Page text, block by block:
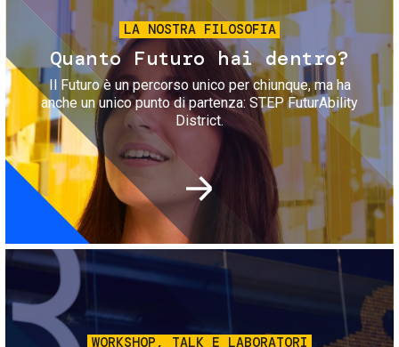
LA NOSTRA FILOSOFIA
Quanto Futuro hai dentro?
Il Futuro è un percorso unico per chiunque, ma ha
anche un unico punto di partenza: STEP FuturAbility
District.
Immagine
WORKSHOP, TALK E LABORATORI